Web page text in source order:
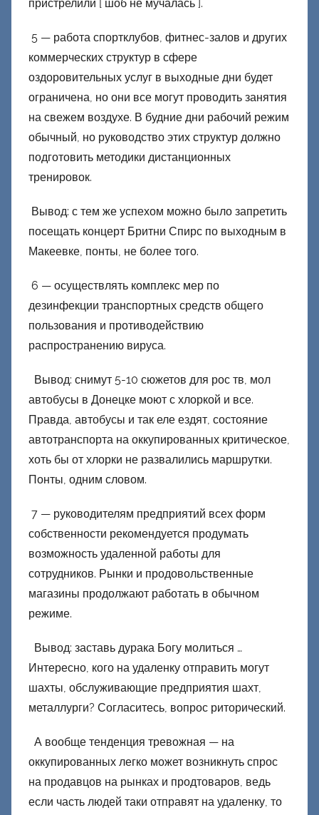
пристрелили [ шоб не мучалась ].
5 — работа спортклубов, фитнес-залов и других
коммерческих структур в сфере
оздоровительных услуг в выходные дни будет
ограничена, но они все могут проводить занятия
на свежем воздухе. В будние дни рабочий режим
обычный, но руководство этих структур должно
подготовить методики дистанционных
тренировок.
Вывод: с тем же успехом можно было запретить
посещать концерт Бритни Спирс по выходным в
Макеевке, понты, не более того.
6 — осуществлять комплекс мер по
дезинфекции транспортных средств общего
пользования и противодействию
распространению вируса.
Вывод: снимут 5-10 сюжетов для рос тв, мол
автобусы в Донецке моют с хлоркой и все.
Правда, автобусы и так еле ездят, состояние
автотранспорта на оккупированных критическое,
хоть бы от хлорки не развалились маршрутки.
Понты, одним словом.
7 — руководителям предприятий всех форм
собственности рекомендуется продумать
возможность удаленной работы для
сотрудников. Рынки и продовольственные
магазины продолжают работать в обычном
режиме.
Вывод: заставь дурака Богу молиться …
Интересно, кого на удаленку отправить могут
шахты, обслуживающие предприятия шахт,
металлурги? Согласитесь, вопрос риторический.
А вообще тенденция тревожная — на
оккупированных легко может возникнуть спрос
на продавцов на рынках и продтоваров, ведь
если часть людей таки отправят на удаленку, то